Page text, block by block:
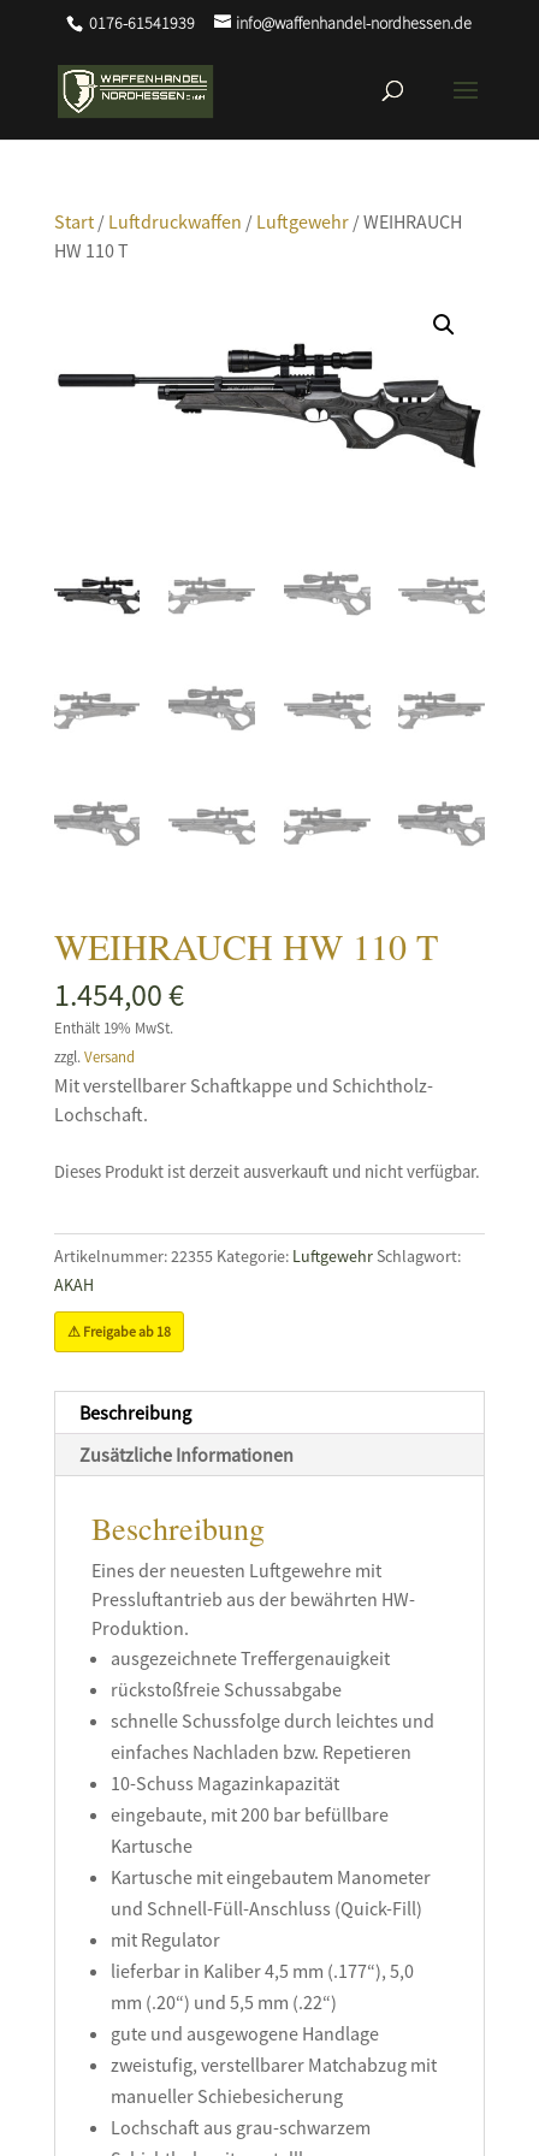
0176-61541939 info@waffenhandel-nordhessen.de
Start/ Luftdruckwaffen / Luftgewehr/ WEIHRAUCH
HW 110 T
WEIHRAUCH HW 110 T
1.454,00€
Enthält 19% MwSt.
zzgl.Versand
Mit verstellbarer Schaftkappe und Schichtholz-
Lochschaft.
Dieses Produkt ist derzeit ausverkauft und nicht verfügbar.
Artikelnummer:22355 Kategorie: LuftgewehrSchlagwort:
AKAH
⚠ Freigabe ab 18
Beschreibung
Zusätzliche Informationen
Beschreibung
Eines der neuesten Luftgewehre mit
Pressluftantrieb aus der bewährten HW-
Produktion.
ausgezeichnete Treffergenauigkeit
rückstoßfreie Schussabgabe
schnelle Schussfolge durch leichtes und
einfaches Nachladen bzw. Repetieren
10-Schuss Magazinkapazität
eingebaute, mit 200 bar befüllbare
Kartusche
Kartusche mit eingebautem Manometer
und Schnell-Füll-Anschluss (Quick-Fill)
mit Regulator
lieferbar in Kaliber 4,5 mm (.177“), 5,0
mm (.20“) und 5,5 mm (.22“)
gute und ausgewogene Handlage
zweistufig, verstellbarer Matchabzug mit
manueller Schiebesicherung
Lochschaft aus grau-schwarzem